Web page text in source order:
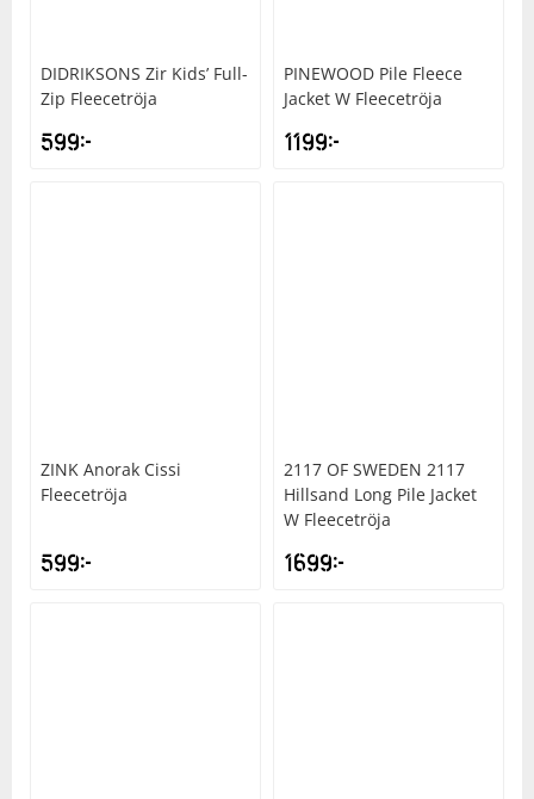
DIDRIKSONS Zir Kids’ Full-
Zip Fleecetröja
599kr
PINEWOOD Pile Fleece
Jacket W Fleecetröja
1199kr
ZINK Anorak Cissi
Fleecetröja
599kr
2117 OF SWEDEN 2117
Hillsand Long Pile Jacket
W Fleecetröja
1699kr